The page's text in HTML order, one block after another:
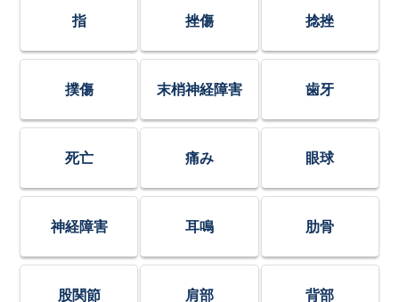
指 挫傷 捻挫
撲傷 末梢神経障害 歯牙
死亡 痛み 眼球
神経障害 耳鳴 肋骨
股関節 肩部 背部